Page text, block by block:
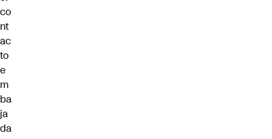
co
nt
ac
to
e
m
ba
ja
da